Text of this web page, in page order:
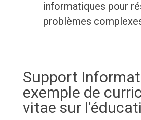
informatiques pour
problèmes
Support
exemple de
vitae sur